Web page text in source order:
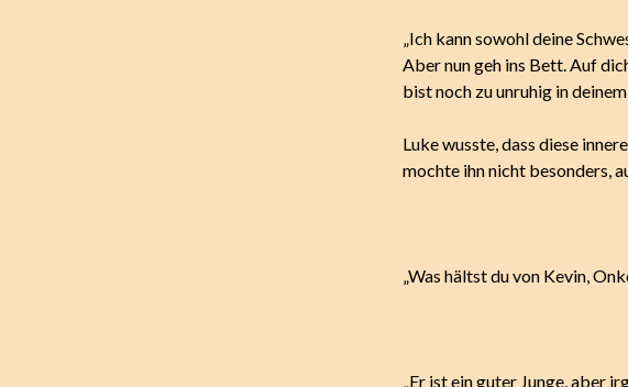
„Ich kann sowohl deine
Aber nun geh ins Bett. Auf
bist noch zu unruhig in
Luke wusste, dass diese
mochte ihn nicht besonders,
„Was hältst du von Kevin,
„Er ist ein guter Junge, aber